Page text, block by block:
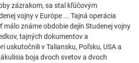
zázrakom, sa stal kľúčovým
vojny v Európe ... Tajná operácia
málo známe obdobie dejín Studenej vojny
tajných dokumentov a
uskutočnili v Taliansku, Poľsku, USA a
boja dvoch svetov a dvoch